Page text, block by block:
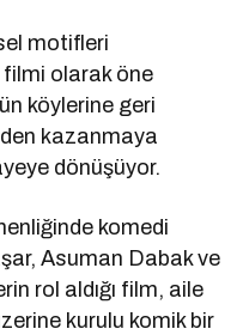
motifleri
olarak öne
köylerine geri
kazanmaya
dönüşüyor.
komedi
Asuman Dabak ve
rol aldığı film, aile
kurulu komik bir